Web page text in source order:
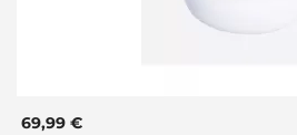
69,99 €